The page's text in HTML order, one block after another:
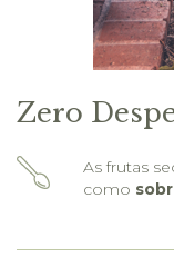
Zero
As frutas
como